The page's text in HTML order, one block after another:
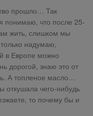
прошло… Так
понимаю, что после 25-
жить, слишком мы
надумаю,
в Европе можно
дорогой, знаю это от
А топленое масло…
откушала чего-нибудь
то почему бы и